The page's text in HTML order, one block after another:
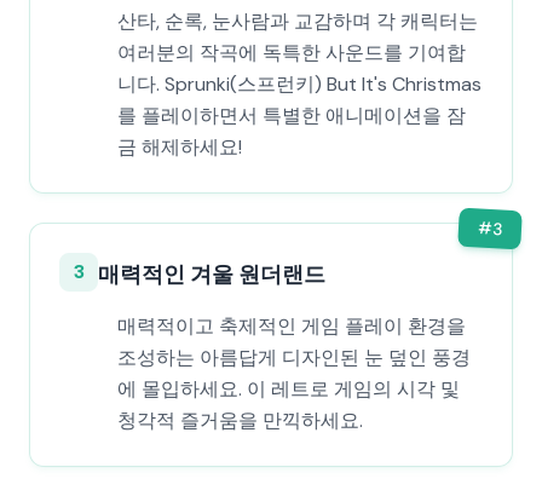
산타, 순록, 눈사람과 교감하며 각 캐릭터는
여러분의 작곡에 독특한 사운드를 기여합
니다. Sprunki(스프런키) But It's Christmas
를 플레이하면서 특별한 애니메이션을 잠
금 해제하세요!
#3
3 매력적인 겨울 원더랜드
매력적이고 축제적인 게임 플레이 환경을
조성하는 아름답게 디자인된 눈 덮인 풍경
에 몰입하세요. 이 레트로 게임의 시각 및
청각적 즐거움을 만끽하세요.